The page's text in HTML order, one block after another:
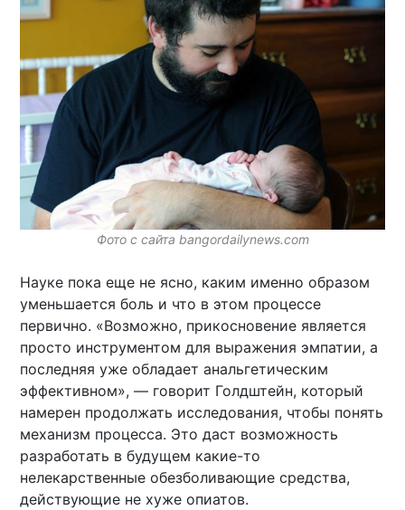
Фото с сайта bangordailynews.com
Науке пока еще не ясно, каким именно образом
уменьшается боль и что в этом процессе
первично. «Возможно, прикосновение является
просто инструментом для выражения эмпатии, а
последняя уже обладает анальгетическим
эффективном», — говорит Голдштейн, который
намерен продолжать исследования, чтобы понять
механизм процесса. Это даст возможность
разработать в будущем какие-то
нелекарственные обезболивающие средства,
действующие не хуже опиатов.